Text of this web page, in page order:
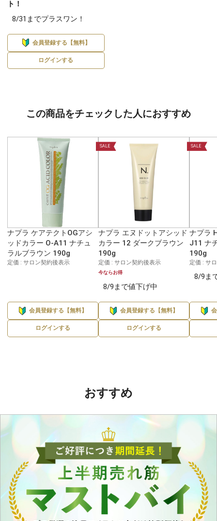
ト！
8/31までプラスワン！
会員登録する【無料】
ログインする
この商品をチェックした人におすすめ
ナプラ ケアテクトOGアシ
ッドカラー O-A11 ナチュ
ラルブラウン 190g
定価 : サロン契約後表示
会員登録する【無料】
ログインする
SALE
ナプラ エヌドットアシッド
カラー 12 ダークブラウン
190g
定価 : サロン契約後表示
今ならお得
8/9まで値下げ中
会員登録する【無料】
ログインする
SALE
ナプラ
J11 ナ
190g
定価 : サ
8/9ま
おすすめ